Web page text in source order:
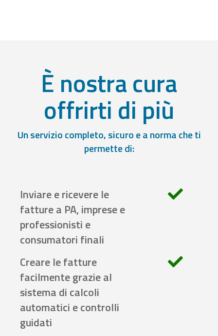
È nostra cura
offrirti di più
Un servizio completo, sicuro e a norma che ti
permette di:
Inviare e ricevere le
fatture a PA, imprese e
professionisti e
consumatori finali
Creare le fatture
facilmente grazie al
sistema di calcoli
automatici e controlli
guidati